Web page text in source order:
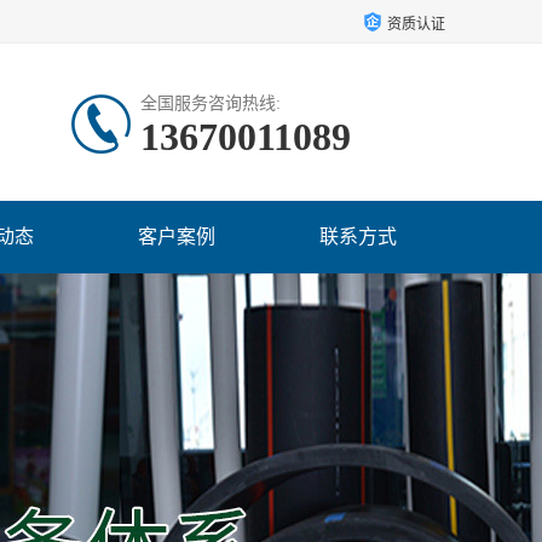
资质认证
全国服务咨询热线:
13670011089
态 客户案例 联系方式